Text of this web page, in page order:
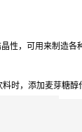
，可用来制造各
时，添加麦芽糖醇